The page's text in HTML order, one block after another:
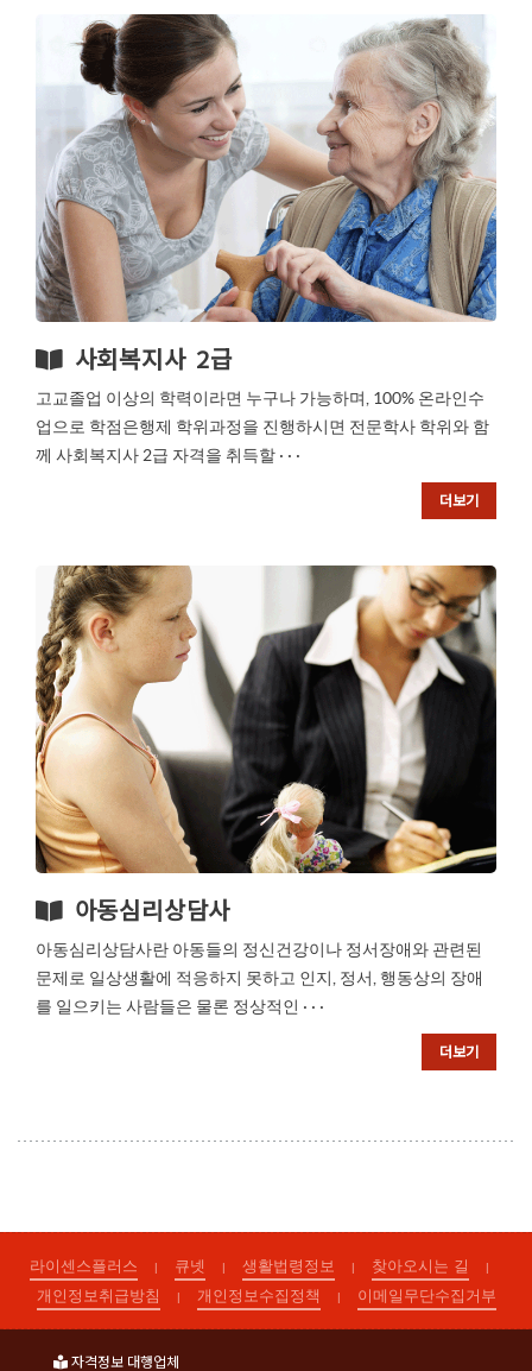
사회복지사 2급
고교졸업 이상의 학력이라면 누구나 가능하며, 100% 온라인수
업으로 학점은행제 학위과정을 진행하시면 전문학사 학위와 함
께 사회복지사 2급 자격을 취득할 · · ·
더보기
아동심리상담사
아동심리상담사란 아동들의 정신건강이나 정서장애와 관련된
문제로 일상생활에 적응하지 못하고 인지, 정서, 행동상의 장애
를 일으키는 사람들은 물론 정상적인 · · ·
더보기
라이센스플러스 | 큐넷 | 생활법령정보 | 찾아오시는 길 |
개인정보취급방침 | 개인정보수집정책 | 이메일무단수집거부
자격정보 대행업체